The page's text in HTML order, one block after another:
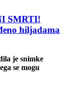
SMRTI!
hiljadama
je snimke
se mogu